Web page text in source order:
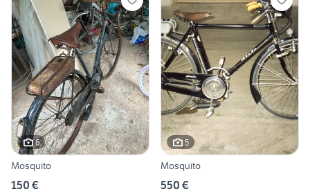
6
Mosquito
150 €
5
Mosquito
550 €